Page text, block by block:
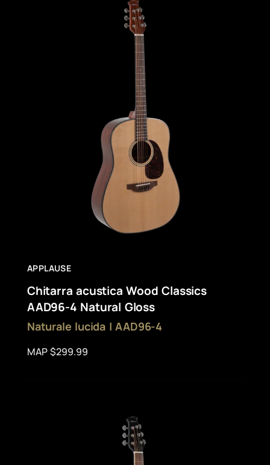
APPLAUSE
Chitarra acustica Wood Classics
AAD96-4 Natural Gloss
Naturale lucida | AAD96-4
MAP $299.99